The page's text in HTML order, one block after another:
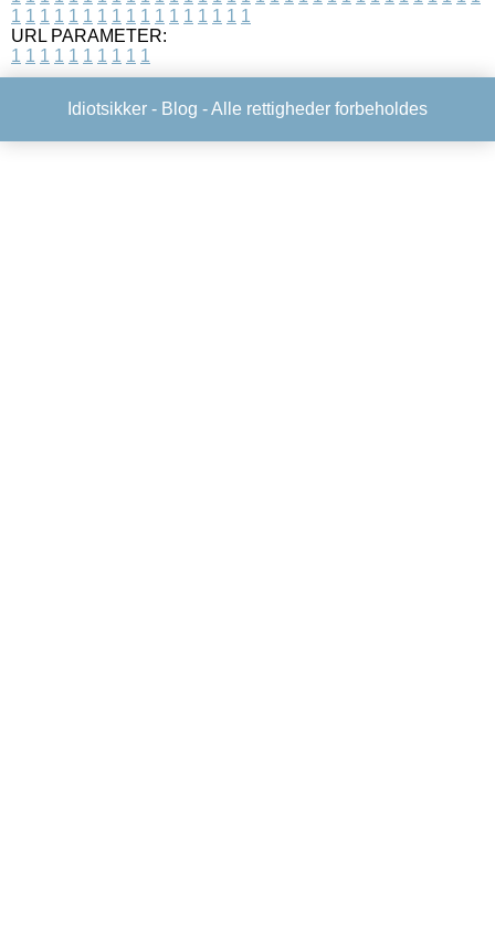
1 1 1 1 1 1 1 1 1 1 1 1 1 1 1 1 1
URL PARAMETER:
1 1 1 1 1 1 1 1 1 1
Idiotsikker - Blog - Alle rettigheder forbeholdes